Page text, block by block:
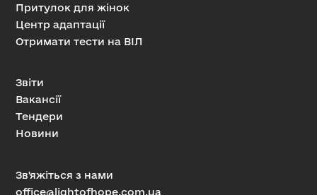
Притулок для жінок
Центр адаптації
Отримати тести на ВІЛ
Звіти
Вакансії
Тендери
Новини
Зв'яжіться з нами
office@lightofhope.com.ua